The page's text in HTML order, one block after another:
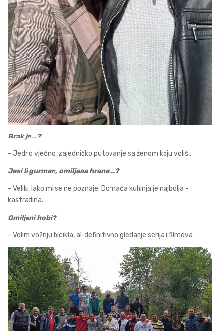
Brak je...?
- Jedno vječno, zajedničko putovanje sa ženom koju voliš..
Jesi li gurman, omiljena hrana...?
- Veliki, iako mi se ne poznaje. Domaća kuhinja je najbolja -
kastradina.
Omiljeni hobi?
- Volim vožnju bicikla, ali definitivno gledanje serija i filmova.